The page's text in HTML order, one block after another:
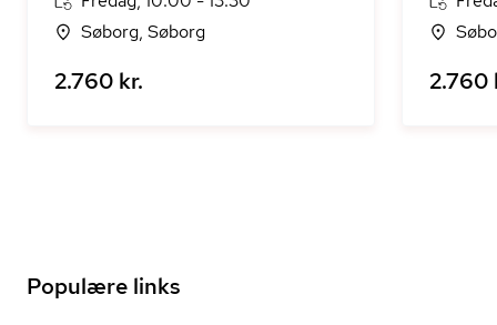
Søborg, Søborg
2.760 kr. 2.760
Populære links